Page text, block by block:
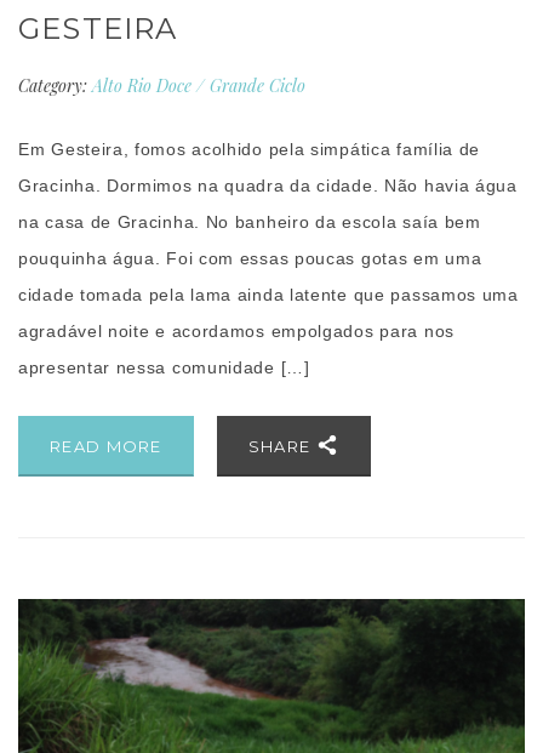
GESTEIRA
Category: Alto Rio Doce /Grande Ciclo
Em Gesteira, fomos acolhido pela simpática família de
Gracinha. Dormimos na quadra da cidade. Não havia água
na casa de Gracinha. No banheiro da escola saía bem
pouquinha água. Foi com essas poucas gotas em uma
cidade tomada pela lama ainda latente que passamos uma
agradável noite e acordamos empolgados para nos
apresentar nessa comunidade […]
READ MORE SHARE